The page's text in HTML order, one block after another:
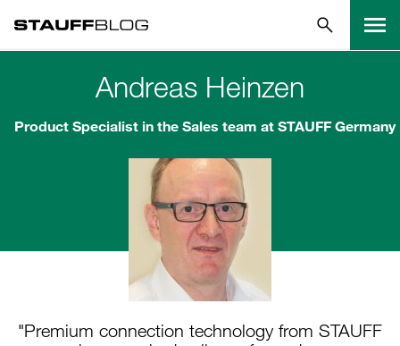
Andreas Heinzen
Product Specialist in the Sales team at STAUFF Germany
"Premium connection technology from STAUFF